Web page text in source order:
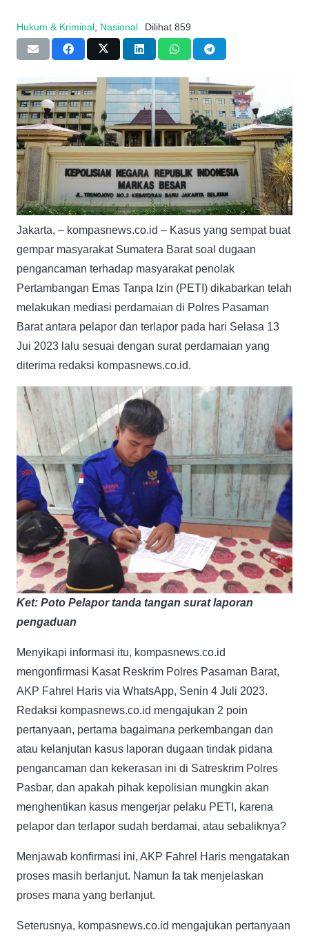
Hukum & Kriminal Nasional Dilihat 859
Jakarta, – kompasnews.co.id – Kasus yang sempat buat
gempar masyarakat Sumatera Barat soal dugaan
pengancaman terhadap masyarakat penolak
Pertambangan Emas Tanpa Izin (PETI) dikabarkan telah
melakukan mediasi perdamaian di Polres Pasaman
Barat antara pelapor dan terlapor pada hari Selasa 13
Jui 2023 lalu sesuai dengan surat perdamaian yang
diterima redaksi kompasnews.co.id.
Ket: Poto Pelapor tanda tangan surat laporan
pengaduan
Menyikapi informasi itu, kompasnews.co.id
mengonfirmasi Kasat Reskrim Polres Pasaman Barat,
AKP Fahrel Haris via WhatsApp, Senin 4 Juli 2023.
Redaksi kompasnews.co.id mengajukan 2 poin
pertanyaan, pertama bagaimana perkembangan dan
atau kelanjutan kasus laporan dugaan tindak pidana
pengancaman dan kekerasan ini di Satreskrim Polres
Pasbar, dan apakah pihak kepolisian mungkin akan
menghentikan kasus mengerjar pelaku PETI, karena
pelapor dan terlapor sudah berdamai, atau sebaliknya?
Menjawab konfirmasi ini, AKP Fahrel Haris mengatakan
proses masih berlanjut. Namun Ia tak menjelaskan
proses mana yang berlanjut.
Seterusnya, kompasnews.co.id mengajukan pertanyaan